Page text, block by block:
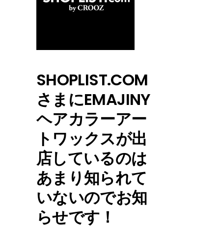
SHOPLIST.COM
さまにEMAJINY
ヘアカラーアー
トワックスが出
店しているのは
あまり知られて
いないのでお知
らせです！